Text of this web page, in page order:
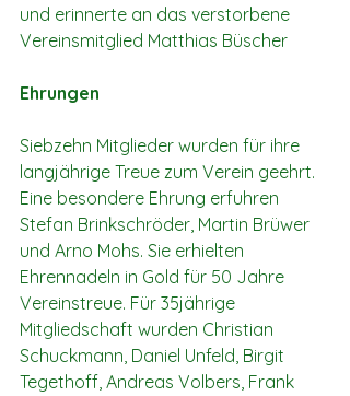
und erinnerte an das verstorbene
Vereinsmitglied Matthias Büscher
Ehrungen
Siebzehn Mitglieder wurden für ihre
langjährige Treue zum Verein geehrt.
Eine besondere Ehrung erfuhren
Stefan Brinkschröder, Martin Brüwer
und Arno Mohs. Sie erhielten
Ehrennadeln in Gold für 50 Jahre
Vereinstreue. Für 35jährige
Mitgliedschaft wurden Christian
Schuckmann, Daniel Unfeld, Birgit
Tegethoff, Andreas Volbers, Frank